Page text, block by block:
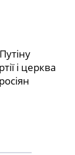
і церква